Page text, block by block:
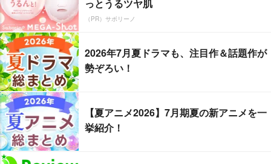
っとうるツヤ肌
（PR）サボリーノ
2026年7月夏ドラマも、注目作＆話題作が
勢ぞろい！
【夏アニメ2026】7月期夏の新アニメを一
挙紹介！